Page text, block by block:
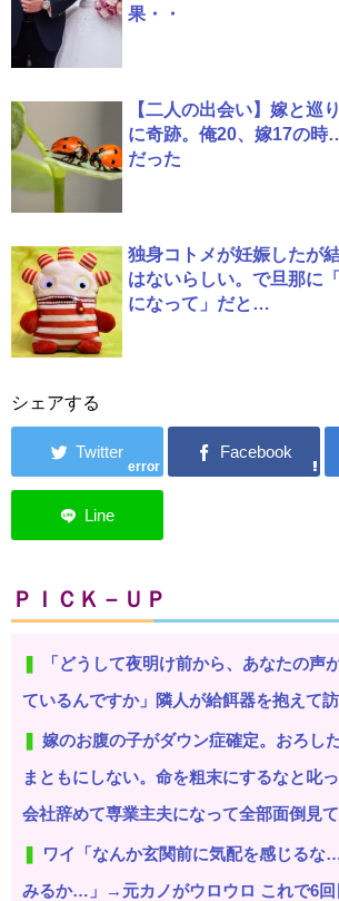
果・・
【二人の出会い】嫁と巡
に奇跡。俺20、嫁17の時
だった
独身コトメが妊娠したが
はないらしい。で旦那に
になって」だと…
シェアする
error
ＰＩＣＫ－ＵＰ
「どうして夜明け前から、あなたの声
ているんですか」隣人が給餌器を抱えて
嫁のお腹の子がダウン症確定。おろし
まともにしない。命を粗末にするなと叱
会社辞めて専業主夫になって全部面倒見て
ワイ「なんか玄関前に気配を感じるな
みるか…」→元カノがウロウロ これで6回